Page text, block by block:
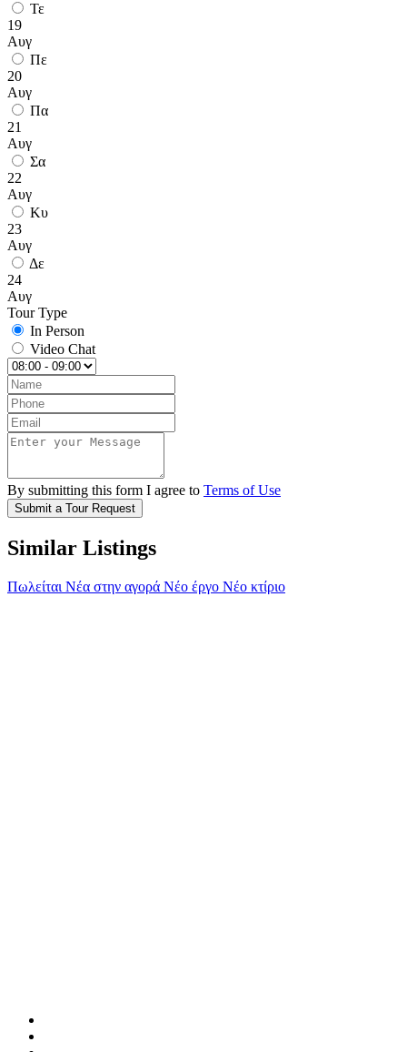
Τε
19
Αυγ
Πε
20
Αυγ
Πα
21
Αυγ
Σα
22
Αυγ
Κυ
23
Αυγ
Δε
24
Αυγ
Tour Type
In Person
Video Chat
By submitting this form I agree to Terms of Use
Submit a Tour Request
Similar Listings
Πωλείται Νέα στην αγορά Νέο έργο Νέο κτίριο